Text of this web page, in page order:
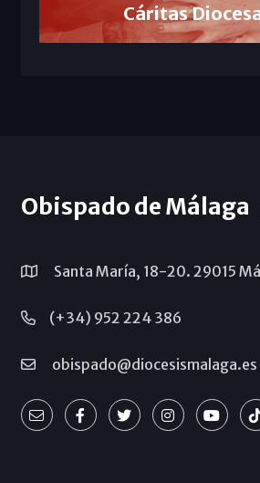
Cáritas
Obispado de Málaga
Santa María, 18-20. 29015
(+34) 952 224 386
obispado@diocesismalaga.es